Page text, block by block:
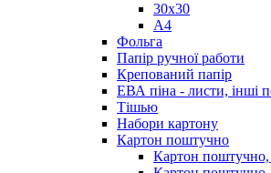
30х30
А4
Фольга
Папір ручної работи
Крепований папір
ЕВА піна - листи, інші
Тішью
Набори картону
Картон поштучно
Картон